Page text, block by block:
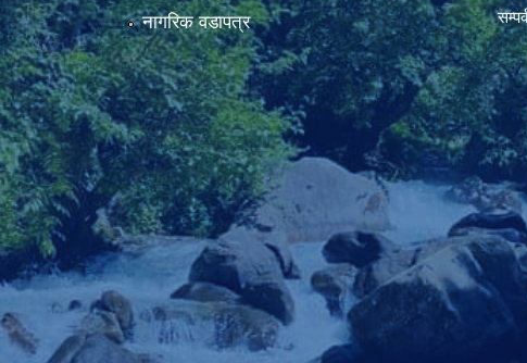
नागरिक वडापत्र